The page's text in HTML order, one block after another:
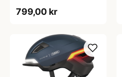
799,00 kr